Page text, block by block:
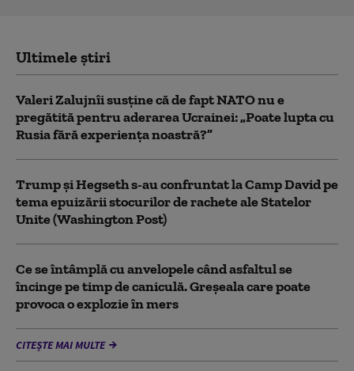
Ultimele știri
Valeri Zalujnîi susține că de fapt NATO nu e
pregătită pentru aderarea Ucrainei: „Poate lupta cu
Rusia fără experiența noastră?”
Trump şi Hegseth s-au confruntat la Camp David pe
tema epuizării stocurilor de rachete ale Statelor
Unite (Washington Post)
Ce se întâmplă cu anvelopele când asfaltul se
încinge pe timp de caniculă. Greșeala care poate
provoca o explozie în mers
CITEȘTE MAI MULTE